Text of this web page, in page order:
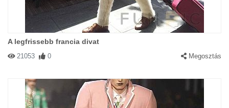
A legfrissebb francia divat
21053 0 Megosztás